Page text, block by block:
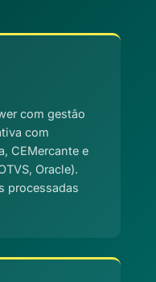
com gestão
com
CEMercante e
Oracle).
processadas